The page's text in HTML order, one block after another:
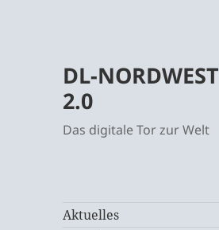
DL-NORDWEST
2.0
Das digitale Tor zur Welt
Aktuelles